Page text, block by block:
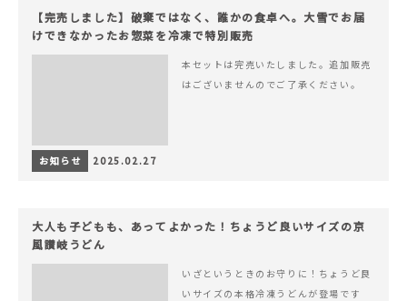
【完売しました】破棄ではなく、誰かの食卓へ。大雪でお届
けできなかったお惣菜を冷凍で特別販売
本セットは完売いたしました。追加販売
はございませんのでご了承ください。
お知らせ 2025.02.27
大人も子どもも、あってよかった！ちょうど良いサイズの京
風讃岐うどん
いざというときのお守りに！ちょうど良
いサイズの本格冷凍うどんが登場です